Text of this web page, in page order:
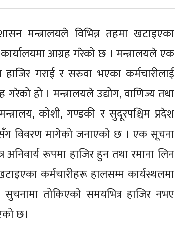
मन्त्रालयले विभिन्न तहमा खटाइएका
आग्रह गरेको छ । मन्त्रालयले एक
गराई र सरुवा भएका कर्मचारीलाई
हो । मन्त्रालयले उद्योग, वाणिज्य तथा
कोशी, गण्डकी र सुदूरपश्चिम प्रदेश
विवरण मागेको जनाएको छ । एक सूचना
अनिवार्य रूपमा हाजिर हुन तथा रमाना लिन
कर्मचारीहरू हालसम्म कार्यस्थलमा
तोकिएको समयभित्र हाजिर नभए
छ।